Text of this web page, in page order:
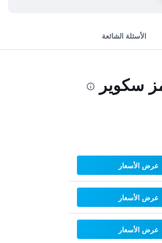
الأسئلة الشائعة
سكوير
عرض الأسعار
عرض الأسعار
عرض الأسعار